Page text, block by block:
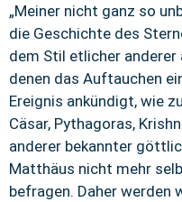
„Meiner nicht ganz so
die Geschichte des
dem Stil etlicher
denen das Auftauchen
Ereignis ankündigt, wie
Cäsar, Pythagoras,
anderer bekannter
Matthäus nicht mehr
befragen. Daher werden